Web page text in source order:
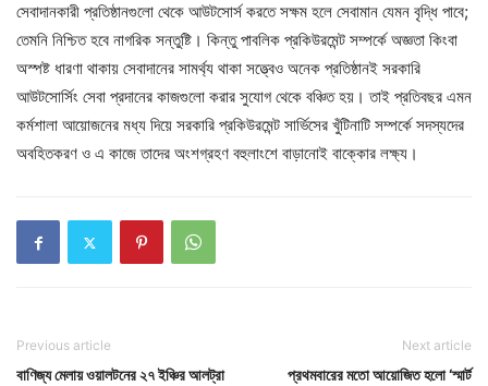
সেবাদানকারী প্রতিষ্ঠানগুলো থেকে আউটসোর্স করতে সক্ষম হলে সেবামান যেমন বৃদ্ধি পাবে;
তেমনি নিশ্চিত হবে নাগরিক সন্তুষ্টি। কিন্তু পাবলিক প্রকিউরমেন্ট সম্পর্কে অজ্ঞতা কিংবা
অস্পষ্ট ধারণা থাকায় সেবাদানের সামর্থ্য থাকা সত্ত্বেও অনেক প্রতিষ্ঠানই সরকারি
আউটসোর্সিং সেবা প্রদানের কাজগুলো করার সুযোগ থেকে বঞ্চিত হয়। তাই প্রতিবছর এমন
কর্মশালা আয়োজনের মধ্য দিয়ে সরকারি প্রকিউরমেন্ট সার্ভিসের খুঁটিনাটি সম্পর্কে সদস্যদের
অবহিতকরণ ও এ কাজে তাদের অংশগ্রহণ বহুলাংশে বাড়ানোই বাক্কোর লক্ষ্য।
Previous article
বাণিজ্য মেলায় ওয়ালটনের ২৭ ইঞ্চির আলট্রা
Next article
প্রথমবারের মতো আয়োজিত হলো ‘স্মার্ট